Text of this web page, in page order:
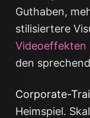
Guthaben,
stilisiertere
Videoeffekten
den
Corporate-
Heimspiel.